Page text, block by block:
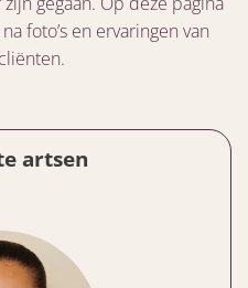
foto’s en ervaringen van
artsen